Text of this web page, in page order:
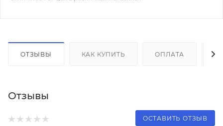
ОТЗЫВЫ КАК КУПИТЬ ОПЛАТА
Отзывы
ОСТАВИТЬ ОТЗЫВ